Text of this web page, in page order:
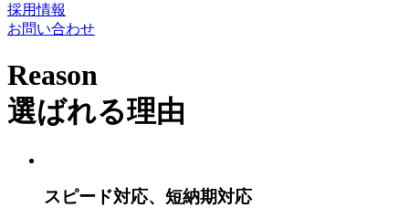
採用情報
お問い合わせ
Reason
選ばれる理由
スピード対応、短納期対応